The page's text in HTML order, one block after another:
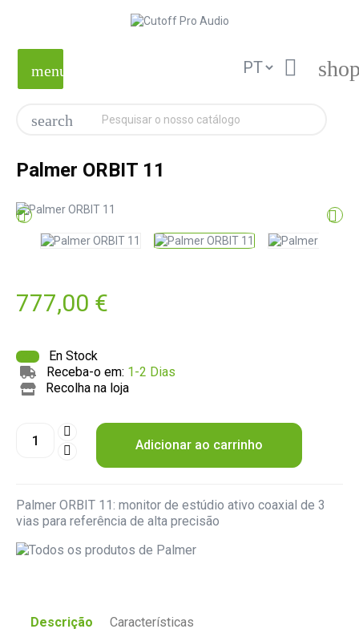
menu 
search
Palmer ORBIT 11
 
777,00 €
En Stock
Receba-o em: 1-2 Dias
Recolha na loja
Adicionar ao carrinho
Palmer ORBIT 11: monitor de estúdio ativo coaxial de 3
vias para referência de alta precisão
Descrição Características